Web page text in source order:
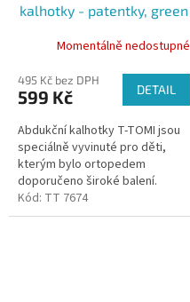
kalhotky - patentky, green
Momentálně nedostupné
495 Kč bez DPH
599 Kč DETAIL
Abdukční kalhotky T-TOMI jsou
speciálně vyvinuté pro děti,
kterým bylo ortopedem
doporučeno široké balení.
Kalhotky udržují kyčle dítěte ve
správném postavení díky všité...
Kód: TT 7674